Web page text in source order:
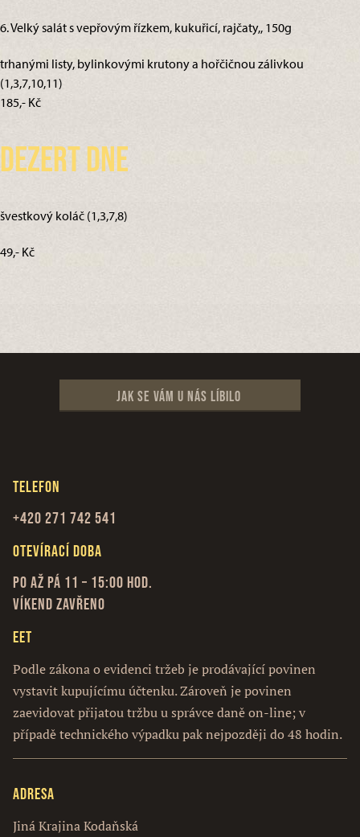
6. Velký salát s vepřovým řízkem, kukuřicí, rajčaty,, 150g
trhanými listy, bylinkovými krutony a hořčičnou zálivkou
(1,3,7,10,11)
185,- Kč
Dezert dne
švestkový koláč (1,3,7,8)
49,- Kč
Jak se vám u nás líbilo
Telefon
+420 271 742 541
Otevírací doba
Po až Pá 11 – 15:00 hod.
Víkend zavřeno
EET
Podle zákona o evidenci tržeb je prodávající povinen
vystavit kupujícímu účtenku. Zároveň je povinen
zaevidovat přijatou tržbu u správce daně on-line; v
případě technického výpadku pak nejpozději do 48 hodin.
Adresa
Jiná Krajina Kodaňská